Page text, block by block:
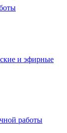
и эфирные
работы